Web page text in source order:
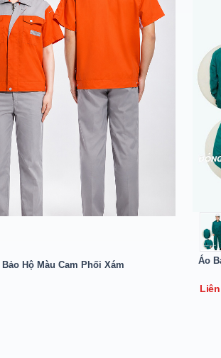
Hộ Màu Cam Phối Xám Áo